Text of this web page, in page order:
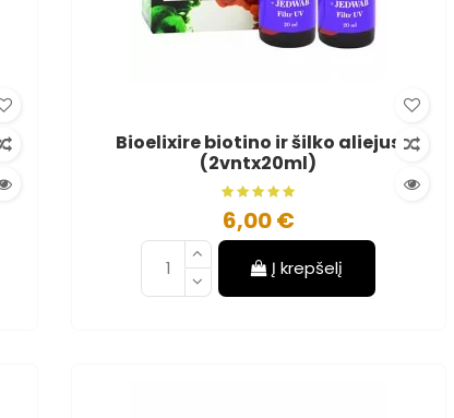
Bioelixire biotino ir šilko aliejus
(2vntx20ml)
6,00 €
Į krepšelį